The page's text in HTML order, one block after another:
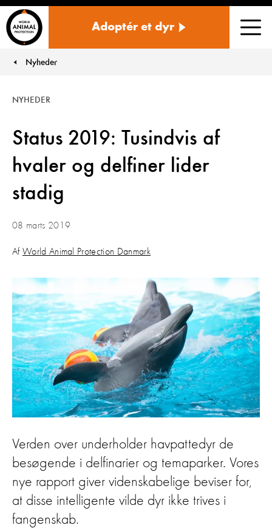
Adoptér et dyr
You are here:
Nyheder
Status 2019: Tusindvis af
hvaler og delfiner lider
stadig
NYHEDER
08 marts 2019
Af World Animal Protection Danmark
Verden over underholder havpattedyr de
besøgende i delfinarier og temaparker. Vores
nye rapport giver videnskabelige beviser for,
at disse intelligente vilde dyr ikke trives i
fangenskab.